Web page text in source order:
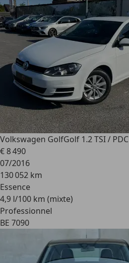
Volkswagen GolfGolf 1.2 TSI /
€ 8 490
07/2016
130 052 km
Essence
4,9 l/100 km (mixte)
Professionnel
BE 7090